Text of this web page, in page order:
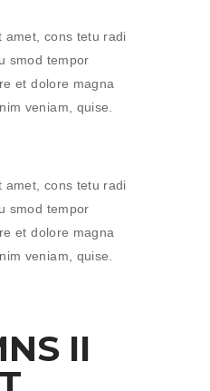
amet, cons tetu radi
smod tempor
et dolore magna
veniam, quise.
amet, cons tetu radi
smod tempor
et dolore magna
veniam, quise.
II